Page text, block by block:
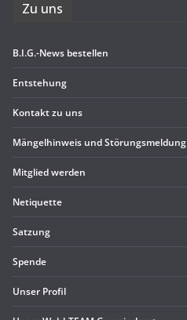
Zu uns
B.I.G.-News bestel­len
Ent­ste­hung
Kon­takt zu uns
Män­gel­hin­weis und Störungsmeldung
Mit­glied werden
Neti­quette
Sat­zung
Spende
Unser Pro­fil